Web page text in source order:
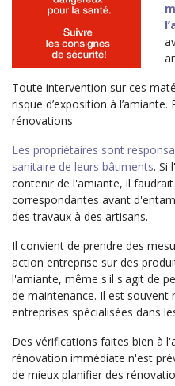
Toute intervention sur ces
risque d’exposition à
rénovations
Les propriétaires sont
sanitaire de leurs bâtiments. Si
contenir de l'amiante, il
correspondantes avant
des travaux à des artisans.
Il convient de prendre des
action entreprise sur des
l'amiante, même s'il s'agit de
de maintenance. Il est souvent
entreprises spécialisées dans
Des vérifications faites bien à
rénovation immédiate n'est
de mieux planifier des